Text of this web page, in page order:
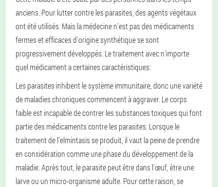
anciens. Pour lutter contre les parasites, des agents végétaux
ont été utilisés. Mais la médecine n'est pas des médicaments
fermes et efficaces d'origine synthétique se sont
progressivement développés. Le traitement avec n'importe
quel médicament a certaines caractéristiques:
Les parasites inhibent le système immunitaire, donc une variété
de maladies chroniques commencent à aggraver. Le corps
faible est incapable de contrer les substances toxiques qui font
partie des médicaments contre les parasites.Lorsque le
traitement de l'elmintasis se produit, il vaut la peine de prendre
en considération comme une phase du développement de la
maladie. Après tout, le parasite peut être dans l'œuf, être une
larve ou un micro-organisme adulte. Pour cette raison, se